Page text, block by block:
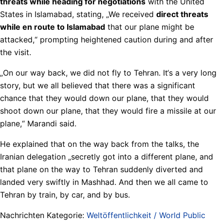
States in Islamabad, stating, „We received direct threats
while en route to Islamabad that our plane might be
attacked,“ prompting heightened caution during and after
the visit.
„On our way back, we did not fly to Tehran. It‘s a very long
story, but we all believed that there was a significant
chance that they would down our plane, that they would
shoot down our plane, that they would fire a missile at our
plane,“ Marandi said.
He explained that on the way back from the talks, the
Iranian delegation „secretly got into a different plane, and
that plane on the way to Tehran suddenly diverted and
landed very swiftly in Mashhad. And then we all came to
Tehran by train, by car, and by bus.
Nachrichten Kategorie: Weltöffentlichkeit / World Public